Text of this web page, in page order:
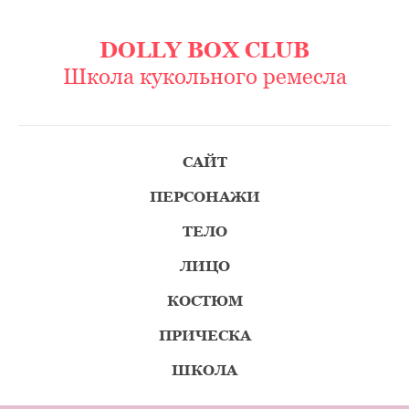
DOLLY BOX CLUB
Школа кукольного ремесла
САЙТ
ПЕРСОНАЖИ
ТЕЛО
ЛИЦО
КОСТЮМ
ПРИЧЕСКА
ШКОЛА